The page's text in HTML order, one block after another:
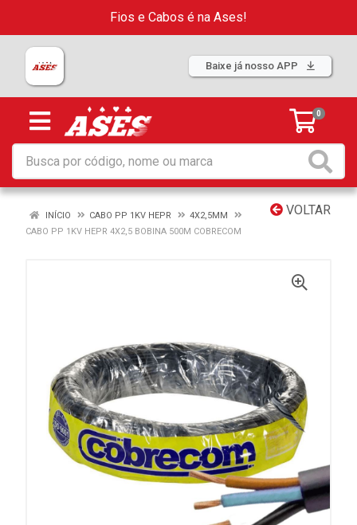
Fios e Cabos é na Ases!
Baixe já nosso APP
0
VOLTAR
INÍCIO CABO PP 1KV HEPR
4X2,5MM
CABO PP 1KV HEPR 4X2,5 BOBINA 500M COBRECOM